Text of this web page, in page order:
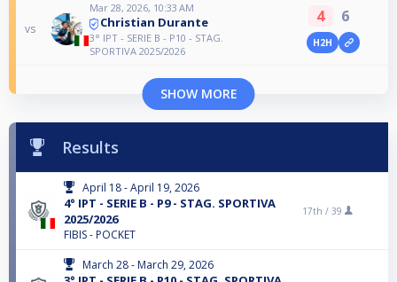
vs
Mar 28, 2026, 10:33 AM
Christian Durante
3° IPT - SERIE B - P10 - STAG.
SPORTIVA 2025/2026
4 6
H2H
SHOW MORE
Results
April 18 - April 19, 2026
4° IPT - SERIE B - P9 - STAG. SPORTIVA
2025/2026
FIBIS - POCKET
17th / 39
March 28 - March 29, 2026